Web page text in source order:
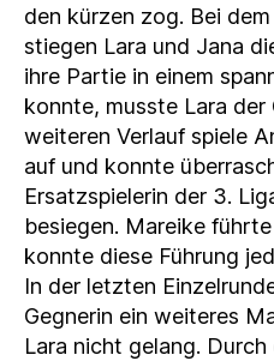
den kürzen zog. Bei
stiegen Lara und Jana
ihre Partie in einem
konnte, musste Lara der
weiteren Verlauf spiele
auf und konnte
Ersatzspielerin der 3.
besiegen. Mareike
konnte diese Führung
In der letzten
Gegnerin ein weiteres
Lara nicht gelang.